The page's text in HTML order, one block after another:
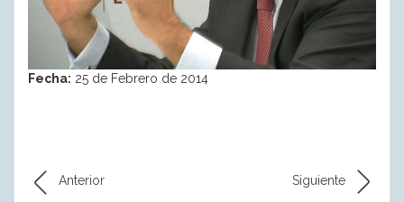
Fecha: 25 de Febrero de 2014
Anterior Siguiente